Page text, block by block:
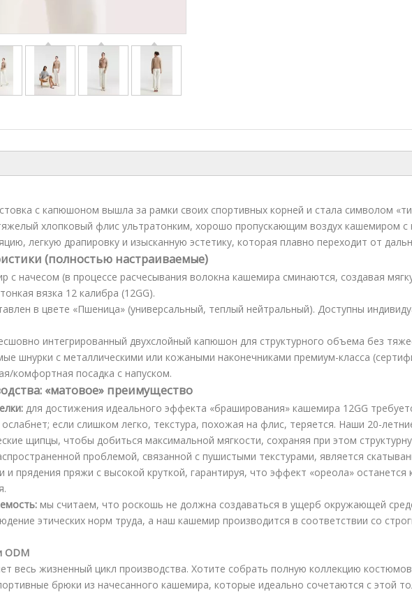
с капюшоном вышла за рамки своих спортивных корней и стала символом
хлопковый флис ультратонким, хорошо пропускающим воздух кашемиром
легкую драпировку и изысканную эстетику, которая плавно переходит от
(полностью настраиваемые)
с начесом (в процессе расчесывания волокна кашемира сминаются, создавая
тонкая вязка 12 калибра (12GG).
в цвете «Пшеница» (универсальный, теплый нейтральный). Доступны
интегрированный двухслойный капюшон для структурного объема без
шнурки с металлическими или кожаными наконечниками премиум-класса
комфортная посадка с напуском.
«матовое» преимущество
для достижения идеального эффекта «браширования» кашемира 12GG
если слишком легко, текстура, похожая на флис, теряется. Наши 20-
щипцы, чтобы добиться максимальной мягкости, сохраняя при этом
проблемой, связанной с пушистыми текстурами, является
и прядения пряжи с высокой круткой, гарантируя, что эффект «ореола»
мы считаем, что роскошь не должна создаваться в ущерб окружающей
этических норм труда, а наш кашемир производится в соответствии со
ODM
весь жизненный цикл производства. Хотите собрать полную коллекцию
брюки из начесанного кашемира, которые идеально сочетаются с этой